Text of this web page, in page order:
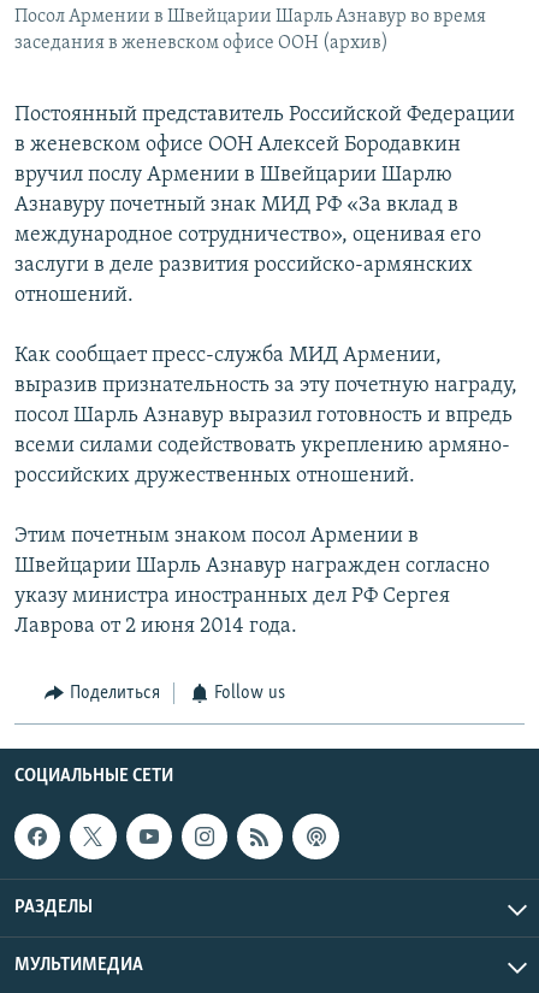
Русский
Все сайты Радио Азатутюн
Посол Армении в Швейцарии Шарль Азнавур во время
заседания в женевском офисе ООН (архив)
Постоянный представитель Российской Федерации
в женевском офисе ООН Алексей Бородавкин
вручил послу Армении в Швейцарии Шарлю
Азнавуру почетный знак МИД РФ «За вклад в
международное сотрудничество», оценивая его
заслуги в деле развития российско-армянских
отношений.
Как сообщает пресс-служба МИД Армении,
выразив признательность за эту почетную награду,
посол Шарль Азнавур выразил готовность и впредь
всеми силами содействовать укреплению армяно-
российских дружественных отношений.
Этим почетным знаком посол Армении в
Швейцарии Шарль Азнавур награжден согласно
указу министра иностранных дел РФ Сергея
Лаврова от 2 июня 2014 года.
Поделиться Follow us
СОЦИАЛЬНЫЕ СЕТИ
РАЗДЕЛЫ
МУЛЬТИМЕДИА